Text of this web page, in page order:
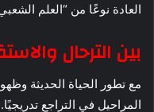
العادة نوعًا من “العلم
بين الترحال
مع تطور الحياة الحديثة
المراحيل في التراجع